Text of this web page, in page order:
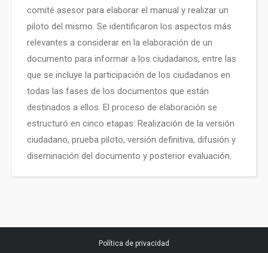
comité asesor para elaborar el manual y realizar un
piloto del mismo. Se identificaron los aspectos más
relevantes a considerar en la elaboración de un
documento para informar a los ciudadanos, entre las
que se incluye la participación de los ciudadanos en
todas las fases de los documentos que están
destinados a ellos. El proceso de elaboración se
estructuró en cinco etapas: Realización de la versión
ciudadano, prueba piloto, versión definitiva, difusión y
diseminación del documento y posterior evaluación.
Política de privacidad